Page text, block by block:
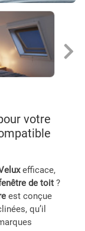
votre
efficace,
de toit ?
est conçue
qu’il